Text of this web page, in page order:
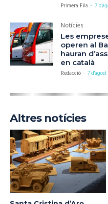
Primera Fila - 7
Notícies
Les
operen al
hauran
en català
Redacció - 7
Altres notícies